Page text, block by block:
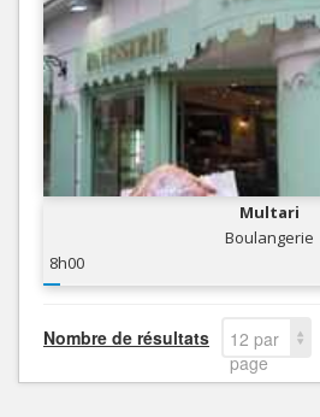
Multari
Boulangerie
8h00
Nombre de résultats
12 par
page